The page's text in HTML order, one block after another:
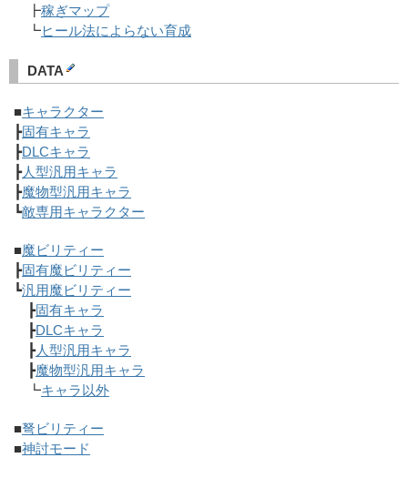
┣稼ぎマップ
┗ヒール法によらない育成
DATA
■キャラクター
┣固有キャラ
┣DLCキャラ
┣人型汎用キャラ
┣魔物型汎用キャラ
┗敵専用キャラクター
■魔ビリティー
┣固有魔ビリティー
┗汎用魔ビリティー
┣固有キャラ
┣DLCキャラ
┣人型汎用キャラ
┣魔物型汎用キャラ
┗キャラ以外
■弩ビリティー
■神討モード